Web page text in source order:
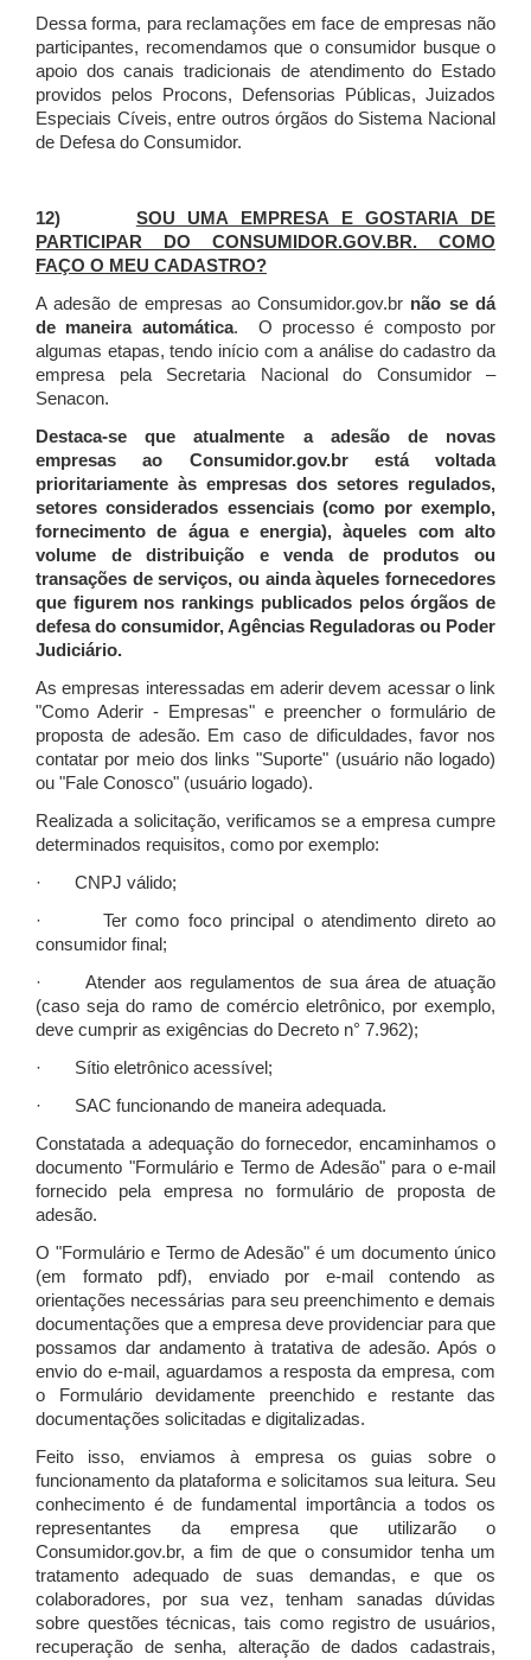
Dessa forma, para reclamações em face de empresas não
participantes, recomendamos que o consumidor busque o
apoio dos canais tradicionais de atendimento do Estado
providos pelos Procons, Defensorias Públicas, Juizados
Especiais Cíveis, entre outros órgãos do Sistema Nacional
de Defesa do Consumidor.
12) SOU UMA EMPRESA E GOSTARIA DE
PARTICIPAR DO CONSUMIDOR.GOV.BR. COMO
FAÇO O MEU CADASTRO?
A adesão de empresas ao Consumidor.gov.br não se dá
de maneira automática. O processo é composto por
algumas etapas, tendo início com a análise do cadastro da
empresa pela Secretaria Nacional do Consumidor –
Senacon.
Destaca-se que atualmente a adesão de novas
empresas ao Consumidor.gov.br está voltada
prioritariamente às empresas dos setores regulados,
setores considerados essenciais (como por exemplo,
fornecimento de água e energia), àqueles com alto
volume de distribuição e venda de produtos ou
transações de serviços, ou ainda àqueles fornecedores
que figurem nos rankings publicados pelos órgãos de
defesa do consumidor, Agências Reguladoras ou Poder
Judiciário.
As empresas interessadas em aderir devem acessar o link
"Como Aderir - Empresas" e preencher o formulário de
proposta de adesão. Em caso de dificuldades, favor nos
contatar por meio dos links "Suporte" (usuário não logado)
ou "Fale Conosco" (usuário logado).
Realizada a solicitação, verificamos se a empresa cumpre
determinados requisitos, como por exemplo:
· CNPJ válido;
· Ter como foco principal o atendimento direto ao
consumidor final;
· Atender aos regulamentos de sua área de atuação
(caso seja do ramo de comércio eletrônico, por exemplo,
deve cumprir as exigências do Decreto n° 7.962);
· Sítio eletrônico acessível;
· SAC funcionando de maneira adequada.
Constatada a adequação do fornecedor, encaminhamos o
documento "Formulário e Termo de Adesão" para o e-mail
fornecido pela empresa no formulário de proposta de
adesão.
O "Formulário e Termo de Adesão" é um documento único
(em formato pdf), enviado por e-mail contendo as
orientações necessárias para seu preenchimento e demais
documentações que a empresa deve providenciar para que
possamos dar andamento à tratativa de adesão. Após o
envio do e-mail, aguardamos a resposta da empresa, com
o Formulário devidamente preenchido e restante das
documentações solicitadas e digitalizadas.
Feito isso, enviamos à empresa os guias sobre o
funcionamento da plataforma e solicitamos sua leitura. Seu
conhecimento é de fundamental importância a todos os
representantes da empresa que utilizarão o
Consumidor.gov.br, a fim de que o consumidor tenha um
tratamento adequado de suas demandas, e que os
colaboradores, por sua vez, tenham sanadas dúvidas
sobre questões técnicas, tais como registro de usuários,
recuperação de senha, alteração de dados cadastrais,